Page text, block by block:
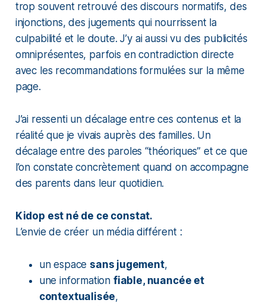
trop souvent retrouvé des discours normatifs, des
injonctions, des jugements qui nourrissent la
culpabilité et le doute. J’y ai aussi vu des publicités
omniprésentes, parfois en contradiction directe
avec les recommandations formulées sur la même
page.
J’ai ressenti un décalage entre ces contenus et la
réalité que je vivais auprès des familles. Un
décalage entre des paroles “théoriques” et ce que
l’on constate concrètement quand on accompagne
des parents dans leur quotidien.
Kidop est né de ce constat.
L’envie de créer un média différent :
un espace sans jugement,
une information fiable, nuancée et
contextualisée,